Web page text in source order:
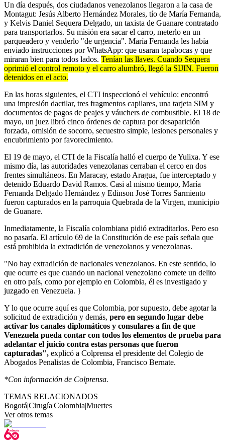
Un día después, dos ciudadanos venezolanos llegaron a la casa de
Montagut: Jesús Alberto Hernández Morales, tío de María Fernanda,
y Kelvis Daniel Sequera Delgado, un taxista de Guanare contratado
para transportarlos. Su misión era sacar el carro, meterlo en un
parqueadero y venderlo "de urgencia". María Fernanda les había
enviado instrucciones por WhatsApp: que usaran tapabocas y que
miraran bien para todos lados. Tenían las llaves. Cuando Sequera
oprimió el control remoto y el carro alumbró, llegó la SIJIN. Fueron
detenidos en el acto.
En las horas siguientes, el CTI inspeccionó el vehículo: encontró
una impresión dactilar, tres fragmentos capilares, una tarjeta SIM y
documentos de pagos de peajes y váuchers de combustible. El 18 de
mayo, un juez libró cinco órdenes de captura por desaparición
forzada, omisión de socorro, secuestro simple, lesiones personales y
encubrimiento por favorecimiento.
El 19 de mayo, el CTI de la Fiscalía halló el cuerpo de Yulixa. Y ese
mismo día, las autoridades venezolanas cerraban el cerco en dos
frentes simultáneos. En Maracay, estado Aragua, fue interceptado y
detenido Eduardo David Ramos. Casi al mismo tiempo, María
Fernanda Delgado Hernández y Edinson José Torres Sarmiento
fueron capturados en la parroquia Quebrada de la Virgen, municipio
de Guanare.
Inmediatamente, la Fiscalía colombiana pidió extraditarlos. Pero eso
no pasaría. El artículo 69 de la Constitución de ese país señala que
está prohibida la extradición de venezolanos y venezolanas.
"No hay extradición de nacionales venezolanos. En este sentido, lo
que ocurre es que cuando un nacional venezolano comete un delito
en otro país, como por ejemplo en Colombia, él es investigado y
juzgado en Venezuela. }
Y lo que ocurre aquí es que Colombia, por supuesto, debe agotar la
solicitud de extradición y demás, pero en segundo lugar debe
activar los canales diplomáticos y consulares a fin de que
Venezuela pueda contar con todos los elementos de prueba para
adelantar el juicio contra estas personas que fueron
capturadas", explicó a Colprensa el presidente del Colegio de
Abogados Penalistas de Colombia, Francisco Bernate.
*Con información de Colprensa.
TEMAS RELACIONADOS
Bogotá|Cirugía|Colombia|Muertes
Ver otros temas